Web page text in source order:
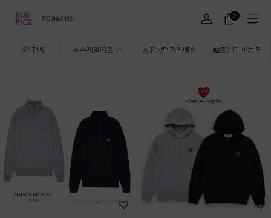
0
🆕 전체 🍚수제밀키트 (송도 5,6공구만 주문가능) 🍚전국먹거리배송 🛍️트렌디 아동복